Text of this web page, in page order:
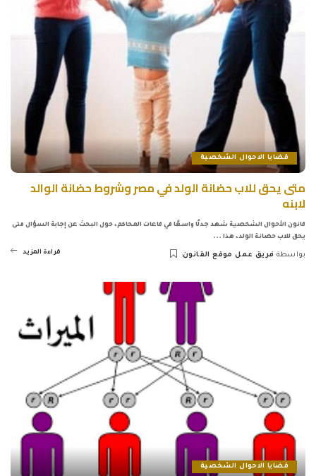
قضايا الاحوال الشخصية
متى يحق للاب حضانة الولد في مصر وشروط حضانة الوالد
لابنه
قانون الأحوال الشخصية شهد جدلًا واسعًا في قاعات المحاكم، حول البحث عن إجابة السؤال متى
يحق للاب حضانة الولد، هذا ...
بواسطة فريق عمل موقع القانون قراءة المزيد
قضايا الاحوال الشخصية